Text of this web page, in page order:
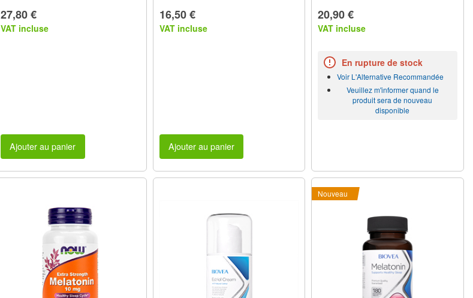
27,80 €
VAT incluse
Ajouter au panier
16,50 €
VAT incluse
Ajouter au panier
20,90 €
VAT incluse
En rupture de stock
Voir L'Alternative Recommandée
Veuillez m'informer quand le
produit sera de nouveau
disponible
Nouveau